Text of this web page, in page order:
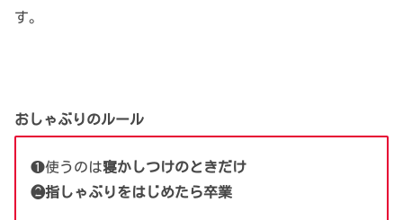
す。
おしゃぶりのルール
❶使うのは寝かしつけのときだけ
❷指しゃぶりをはじめたら卒業